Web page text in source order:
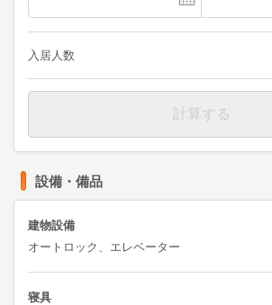
入居人数
計算する
設備・備品
建物設備
オートロック、エレベーター
寝具